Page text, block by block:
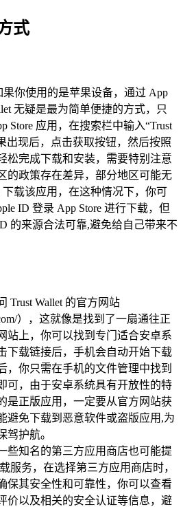
式
果你使用的是苹果设备，通过 App
无疑是最为简单便捷的方式，只
Store 应用，在搜索栏中输入“Trust
出现后，点击获取按钮，然后按照
松完成下载和安装，需要特别注意
的政策存在差异，部分地区可能无
下载该应用，在这种情况下，你可
ID 登录 App Store 进行下载，但
的来源合法可靠,避免给自己带来不
Trust Wallet 的官方网站
），这就像是找到了一扇通往正
站上，你可以找到专门适合安卓系
下载链接后，手机会自动开始下载
，你只需在手机的文件管理中找到
可，由于安卓系统具有开放性的特
是正版应用，一定要从官方网站获
避免下载到恶意软件或盗版应用,为
驾护航。
些知名的第三方应用商店也可能提
服务，在选择第三方应用商店时，
保其安全性和可靠性，你可以查看
价以及相关的安全认证等信息，避